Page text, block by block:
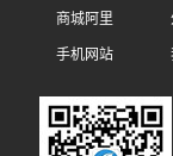
商城阿里
手机网站